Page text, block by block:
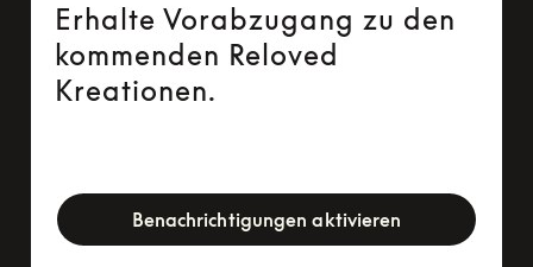
Erhalte Vorabzugang zu den
kommenden Reloved
Kreationen.
Benachrichtigungen aktivieren